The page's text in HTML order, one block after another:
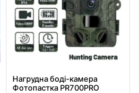
Нагрудна боді-камера
Фотопастка PR700PRO